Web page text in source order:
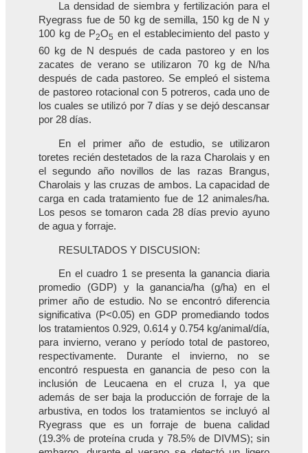
La densidad de siembra y fertilización para el
Ryegrass fue de 50 kg de semilla, 150 kg de N y
100 kg de P2O5 en el establecimiento del pasto y
60 kg de N después de cada pastoreo y en los
zacates de verano se utilizaron 70 kg de N/ha
después de cada pastoreo. Se empleó el sistema
de pastoreo rotacional con 5 potreros, cada uno de
los cuales se utilizó por 7 días y se dejó descansar
por 28 días.
En el primer año de estudio, se utilizaron
toretes recién destetados de la raza Charolais y en
el segundo año novillos de las razas Brangus,
Charolais y las cruzas de ambos. La capacidad de
carga en cada tratamiento fue de 12 animales/ha.
Los pesos se tomaron cada 28 días previo ayuno
de agua y forraje.
RESULTADOS Y DISCUSION:
En el cuadro 1 se presenta la ganancia diaria
promedio (GDP) y la ganancia/ha (g/ha) en el
primer año de estudio. No se encontró diferencia
significativa (P<0.05) en GDP promediando todos
los tratamientos 0.929, 0.614 y 0.754 kg/animal/día,
para invierno, verano y período total de pastoreo,
respectivamente. Durante el invierno, no se
encontró respuesta en ganancia de peso con la
inclusión de Leucaena en el cruza I, ya que
además de ser baja la producción de forraje de la
arbustiva, en todos los tratamientos se incluyó al
Ryegrass que es un forraje de buena calidad
(19.3% de proteína cruda y 78.5% de DIVMS); sin